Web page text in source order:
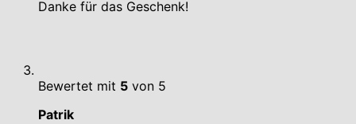
Danke für das Geschenk!
Bewertet mit 5 von 5
Patrik